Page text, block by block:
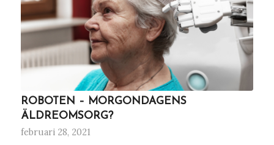
ROBOTEN – MORGONDAGENS
ÄLDREOMSORG?
februari 28, 2021